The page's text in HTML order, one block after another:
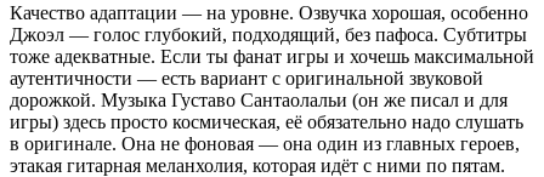
Качество адаптации — на уровне. Озвучка хорошая, особенно
Джоэл — голос глубокий, подходящий, без пафоса. Субтитры
тоже адекватные. Если ты фанат игры и хочешь максимальной
аутентичности — есть вариант с оригинальной звуковой
дорожкой. Музыка Густаво Сантаолальи (он же писал и для
игры) здесь просто космическая, её обязательно надо слушать
в оригинале. Она не фоновая — она один из главных героев,
этакая гитарная меланхолия, которая идёт с ними по пятам.